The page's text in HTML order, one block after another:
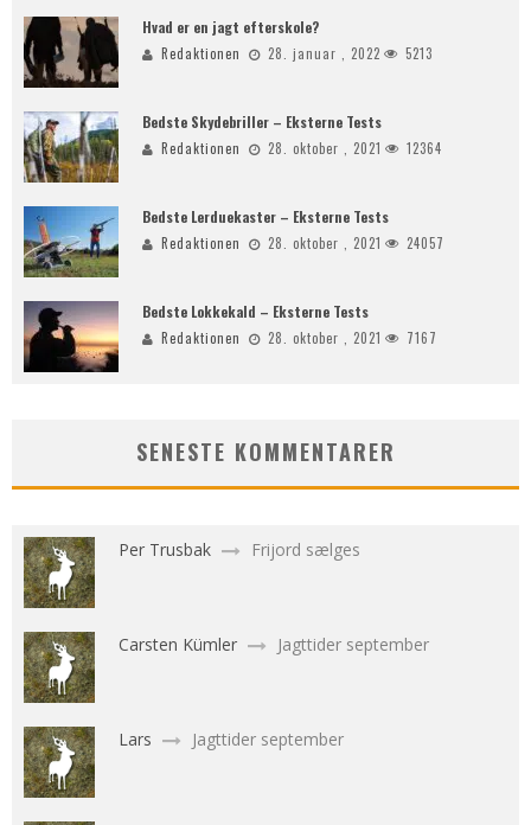
Hvad er en jagt efterskole?
Redaktionen 28. januar , 2022 5213
Bedste Skydebriller – Eksterne Tests
Redaktionen 28. oktober , 2021 12364
Bedste Lerduekaster – Eksterne Tests
Redaktionen 28. oktober , 2021 24057
Bedste Lokkekald – Eksterne Tests
Redaktionen 28. oktober , 2021 7167
SENESTE KOMMENTARER
Per Trusbak Frijord sælges
Carsten Kümler Jagttider september
Lars Jagttider september